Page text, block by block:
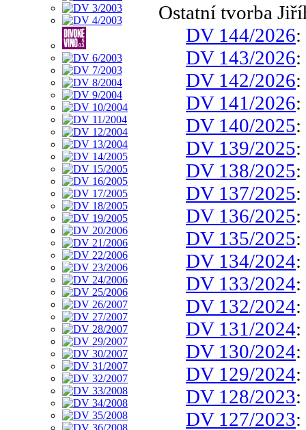
Ostatní tvorba
DV 144/2026:
DV 143/2026:
DV 142/2026:
DV 141/2026:
DV 140/2025:
DV 139/2025:
DV 138/2025:
DV 137/2025:
DV 136/2025:
DV 135/2025:
DV 134/2024:
DV 133/2024:
DV 132/2024:
DV 131/2024:
DV 130/2024:
DV 129/2024:
DV 128/2023:
DV 127/2023: